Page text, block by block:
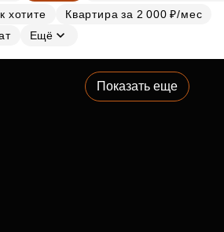
хотите
Квартира за 2 000 ₽/мес
Ещё
Показать еще